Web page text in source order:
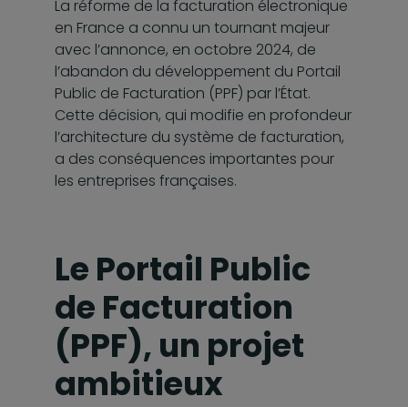
La réforme de la facturation électronique
en France a connu un tournant majeur
avec l’annonce, en octobre 2024, de
l’abandon du développement du Portail
Public de Facturation (PPF) par l’État.
Cette décision, qui modifie en profondeur
l’architecture du système de facturation,
a des conséquences importantes pour
les entreprises françaises.
Le Portail Public
de Facturation
(PPF), un projet
ambitieux